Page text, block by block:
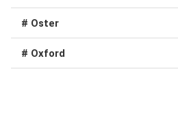
# Oster
# Oxford